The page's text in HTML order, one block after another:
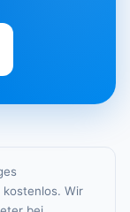
kostenlos. Wir